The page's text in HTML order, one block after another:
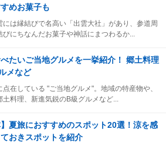
めお菓子も
には縁結びで名高い「出雲大社」があり、参道周
びにちなんだお菓子や神話にまつわるか...
たいご当地グルメを一挙紹介！ 郷土料理
メなど
点在している "ご当地グルメ"。地域の特産物や、
土料理、新進気鋭のB級グルメなど...
】夏旅におすすめのスポット20選！涼を感
おきスポットを紹介